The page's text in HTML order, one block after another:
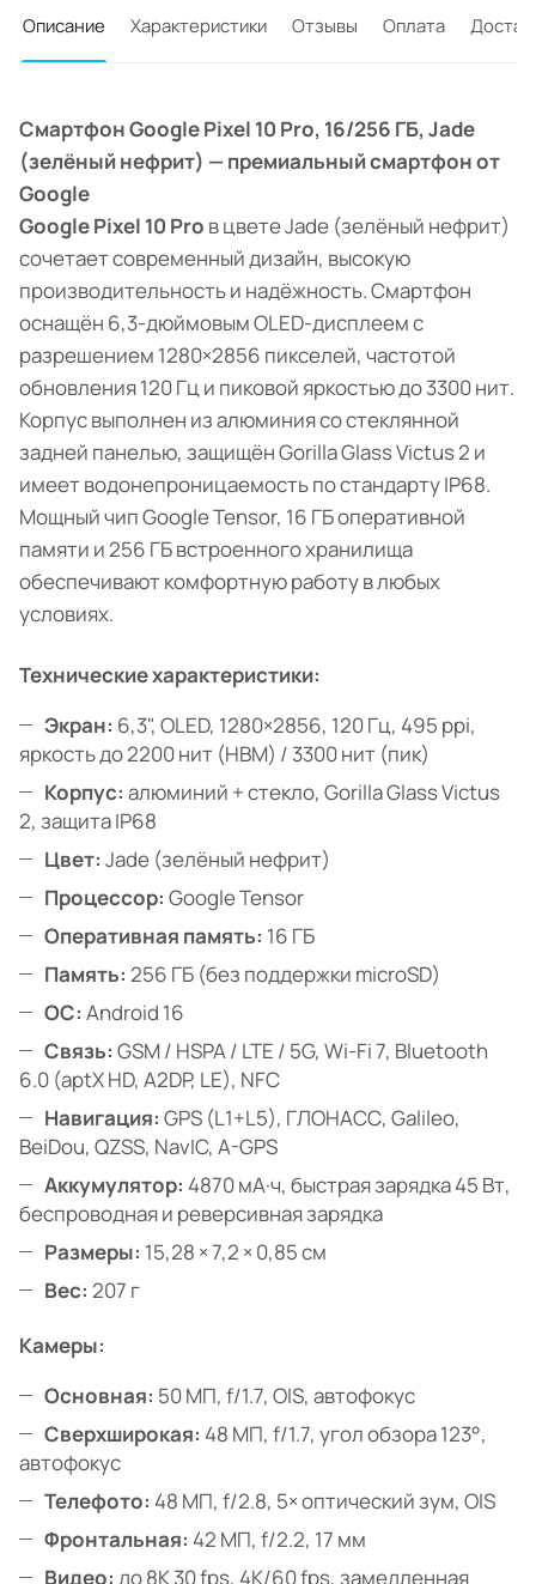
Описание Характеристики Отзывы Оплата
Смартфон Google Pixel 10 Pro, 16/256 ГБ, Jade
(зелёный нефрит) — премиальный смартфон от
Google
Google Pixel 10 Pro в цвете Jade (зелёный нефрит)
сочетает современный дизайн, высокую
производительность и надёжность. Смартфон
оснащён 6,3-дюймовым OLED-дисплеем с
разрешением 1280×2856 пикселей, частотой
обновления 120 Гц и пиковой яркостью до 3300 нит.
Корпус выполнен из алюминия со стеклянной
задней панелью, защищён Gorilla Glass Victus 2 и
имеет водонепроницаемость по стандарту IP68.
Мощный чип Google Tensor, 16 ГБ оперативной
памяти и 256 ГБ встроенного хранилища
обеспечивают комфортную работу в любых
условиях.
Технические характеристики:
Экран: 6,3", OLED, 1280×2856, 120 Гц, 495 ppi,
яркость до 2200 нит (HBM) / 3300 нит (пик)
Корпус: алюминий + стекло, Gorilla Glass Victus
2, защита IP68
Цвет: Jade (зелёный нефрит)
Процессор: Google Tensor
Оперативная память: 16 ГБ
Память: 256 ГБ (без поддержки microSD)
ОС: Android 16
Связь: GSM / HSPA / LTE / 5G, Wi-Fi 7, Bluetooth
6.0 (aptX HD, A2DP, LE), NFC
Навигация: GPS (L1+L5), ГЛОНАСС, Galileo,
BeiDou, QZSS, NavIC, A-GPS
Аккумулятор: 4870 мА·ч, быстрая зарядка 45 Вт,
беспроводная и реверсивная зарядка
Размеры: 15,28 × 7,2 × 0,85 см
Вес: 207 г
Камеры:
Основная: 50 МП, f/1.7, OIS, автофокус
Сверхширокая: 48 МП, f/1.7, угол обзора 123°,
автофокус
Телефото: 48 МП, f/2.8, 5× оптический зум, OIS
Фронтальная: 42 МП, f/2.2, 17 мм
Видео: до 8K 30 fps, 4K/60 fps, замедленная